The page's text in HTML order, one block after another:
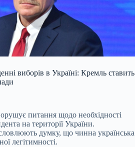
виборів в Україні: Кремль ставить
питання щодо необхідності
на території України.
думку, що чинна українська
легітимності.